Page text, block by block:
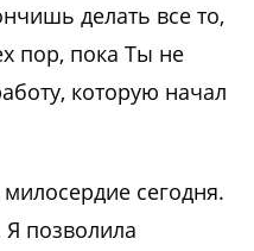
делать все то,
пор, пока Ты не
которую начал
сегодня.
позволила